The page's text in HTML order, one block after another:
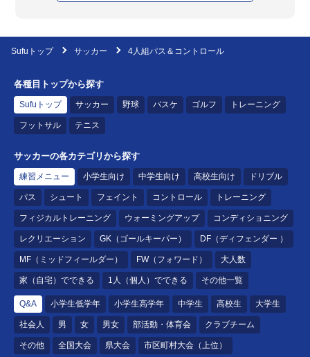
Sufuトップ サッカー 4人組パス＆コントロール
各種目トップから探す
Sufuトップ サッカー 野球 バスケ ゴルフ トレーニング
フットサル テニス
サッカーの各カテゴリから探す
練習メニュー 小学生向け 中学生向け 高校生向け ドリブル
パス シュート フェイント コントロール トレーニング
フィジカルトレーニング ウォーミングアップ コンディショニング
レクリエーション GK（ゴールキーパー） DF（ディフェンダー ）
MF（ミッドフィールダー） FW（フォワード） 大人数
家（自宅）でできる 1人（個人）でできる その他一覧
Q&A 小学生低学年 小学生高学年 中学生 高校生 大学生
社会人 男 女 男女 部活動・体育会 クラブチーム
その他 全国大会 県大会 市区町村大会（上位）